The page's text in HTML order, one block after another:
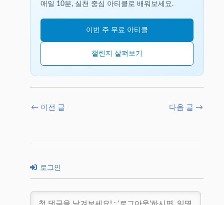
매일 10분, 실천 중심 아티클로 배워보세요.
이번 주 무료 아티클
챌린지 살펴보기
← 이전 글 다음 글 →
로그인